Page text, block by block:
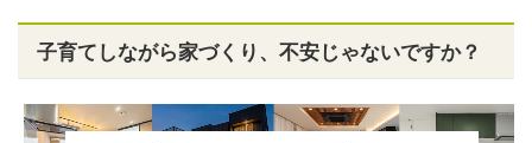
子育てしながら家づくり、不安じゃないですか？